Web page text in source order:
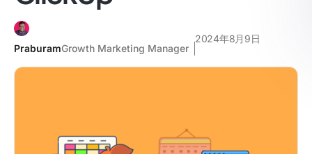
PraburamGrowth Marketing Manager
2024年8月9日